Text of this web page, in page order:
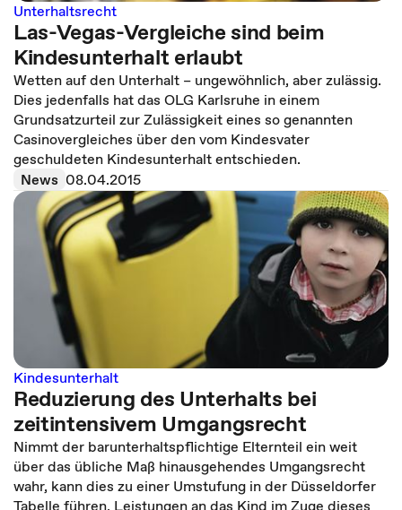
Unterhaltsrecht
Las-Vegas-Vergleiche sind beim
Kindesunterhalt erlaubt
Wetten auf den Unterhalt – ungewöhnlich, aber zulässig.
Dies jedenfalls hat das OLG Karlsruhe in einem
Grundsatzurteil zur Zulässigkeit eines so genannten
Casinovergleiches über den vom Kindesvater
geschuldeten Kindesunterhalt entschieden.
News 08.04.2015
Kindesunterhalt
Reduzierung des Unterhalts bei
zeitintensivem Umgangsrecht
Nimmt der barunterhaltspflichtige Elternteil ein weit
über das übliche Maß hinausgehendes Umgangsrecht
wahr, kann dies zu einer Umstufung in der Düsseldorfer
Tabelle führen. Leistungen an das Kind im Zuge dieses